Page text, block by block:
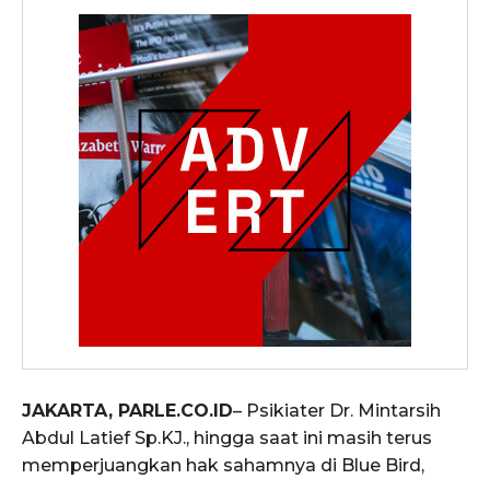
JAKARTA, PARLE.CO.ID– Psikiater Dr. Mintarsih
Abdul Latief Sp.KJ., hingga saat ini masih terus
memperjuangkan hak sahamnya di Blue Bird,